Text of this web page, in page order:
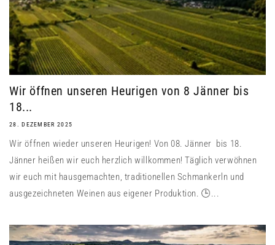
Wir öffnen unseren Heurigen von 8 Jänner bis
18...
28. DEZEMBER 2025
Wir öffnen wieder unseren Heurigen! Von 08. Jänner bis 18.
Jänner heißen wir euch herzlich willkommen! Täglich verwöhnen
wir euch mit hausgemachten, traditionellen Schmankerln und
ausgezeichneten Weinen aus eigener Produktion. 🕒...